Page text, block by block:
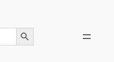
Search Button